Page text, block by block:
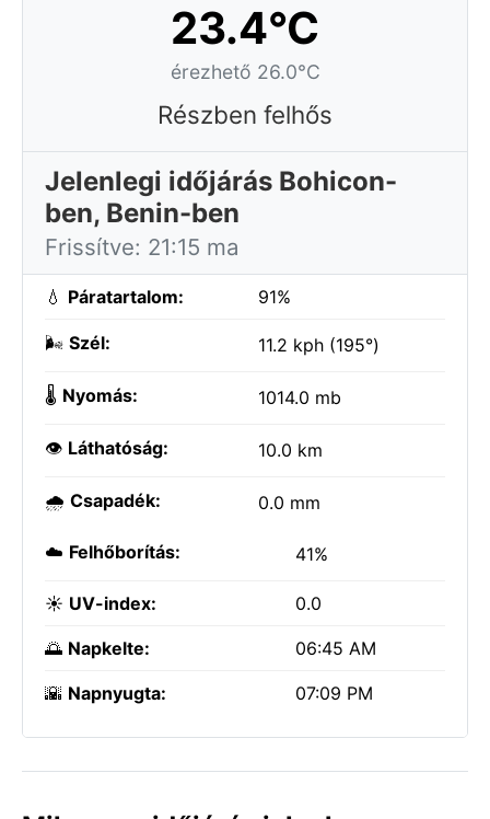
23.4°C
érezhető 26.0°C
Részben felhős
Jelenlegi időjárás Bohicon-
ben, Benin-ben
Frissítve: 21:15 ma
💧 Páratartalom: 91%
🌬️ Szél: 11.2 kph (195°)
🌡️ Nyomás: 1014.0 mb
👁️ Láthatóság: 10.0 km
🌧️ Csapadék: 0.0 mm
☁️ Felhőborítás: 41%
☀️ UV-index: 0.0
🌅 Napkelte: 06:45 AM
🌇 Napnyugta: 07:09 PM